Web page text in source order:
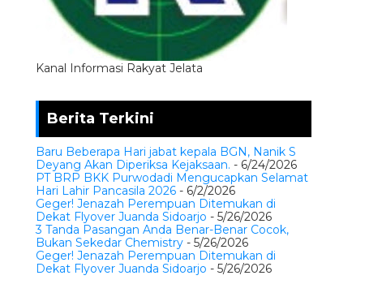
Kanal Informasi Rakyat Jelata
Berita Terkini
Baru Beberapa Hari jabat kepala BGN, Nanik S
Deyang Akan Diperiksa Kejaksaan. - 6/24/2026
PT BRP BKK Purwodadi Mengucapkan Selamat
Hari Lahir Pancasila 2026 - 6/2/2026
Geger! Jenazah Perempuan Ditemukan di
Dekat Flyover Juanda Sidoarjo - 5/26/2026
3 Tanda Pasangan Anda Benar-Benar Cocok,
Bukan Sekedar Chemistry - 5/26/2026
Geger! Jenazah Perempuan Ditemukan di
Dekat Flyover Juanda Sidoarjo - 5/26/2026